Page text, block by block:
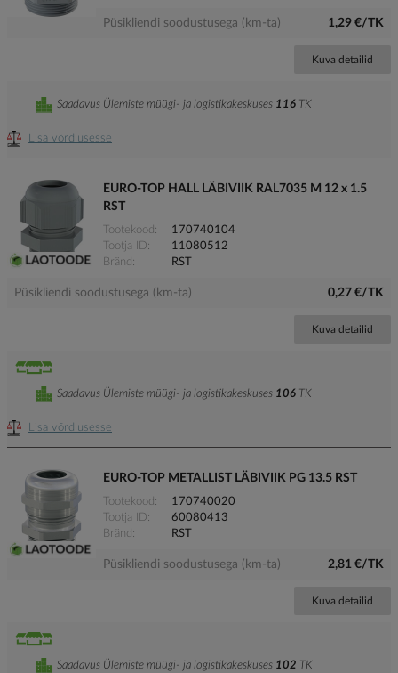
Püsikliendi soodustusega (km-ta) 1,29 €/TK
Kuva detailid
Lisa võrdlusesse
Saadavus Ülemiste müügi- ja logistikakeskuses 116 TK
EURO-TOP HALL LÄBIVIIK RAL7035 M 12 x 1.5
RST
Tootekood
170740104
Tootja ID
11080512
Bränd
RST
Püsikliendi soodustusega (km-ta) 0,27 €/TK
Kuva detailid
Lisa võrdlusesse
Saadavus Ülemiste müügi- ja logistikakeskuses 106 TK
EURO-TOP METALLIST LÄBIVIIK PG 13.5 RST
Tootekood
170740020
Tootja ID
60080413
Bränd
RST
Püsikliendi soodustusega (km-ta) 2,81 €/TK
Kuva detailid
Saadavus Ülemiste müügi- ja logistikakeskuses 102 TK